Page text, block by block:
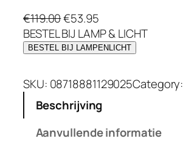
€119.00O
o
r
p
o
k
€53.95H
u
i
i
e
r
BESTEL BIJ LAMP & LICHT
BESTEL BIJ LAMPENLICHT
SKU: 08718881129025Category:
Beschrijving
Aanvullende informatie